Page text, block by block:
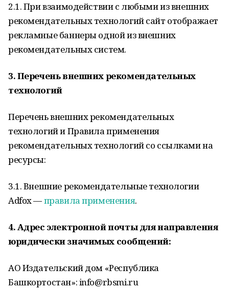
2.1. При взаимодействии с любыми из внешних
рекомендательных технологий сайт отображает
рекламные баннеры одной из внешних
рекомендательных систем.
3. Перечень внешних рекомендательных
технологий
Перечень внешних рекомендательных
технологий и Правила применения
рекомендательных технологий со ссылками на
ресурсы:
3.1. Внешние рекомендательные технологии
Adfox —правила применения.
4. Адрес электронной почты для направления
юридически значимых сообщений:
АО Издательский дом «Республика
Башкортостан»: info@rbsmi.ru